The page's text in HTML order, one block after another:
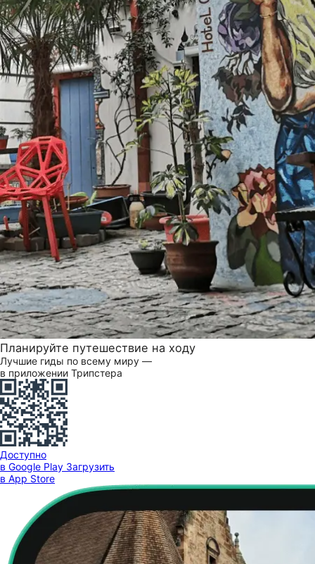
Планируйте путешествие на ходу
Лучшие гиды по всему миру —
в приложении Трипстера
Доступно
в Google Play Загрузить
в App Store